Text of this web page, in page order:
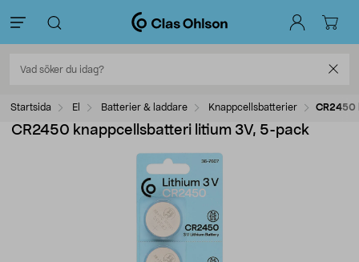
Startsida El Batterier & laddare Knappcellsbatterier CR2450
CR2450 knappcellsbatteri litium 3V, 5-pack